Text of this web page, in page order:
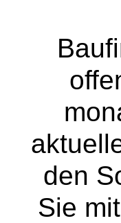
den
Sie